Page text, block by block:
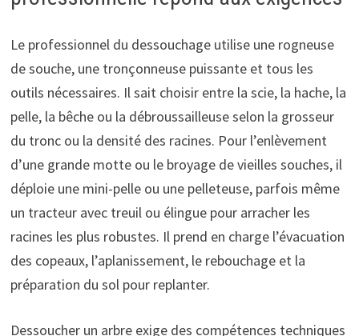
Le professionnel du dessouchage utilise une rog­neuse
de souche, une tronçonneuse puissante et tous les
outils nécessaires. Il sait choisir entre la scie, la hache, la
pelle, la bêche ou la débroussailleuse selon la grosseur
du tronc ou la densité des racines. Pour l’enlèvement
d’une grande motte ou le broyage de vieilles souches, il
déploie une mini-pelle ou une pelleteuse, parfois même
un tracteur avec treuil ou élingue pour arracher les
racines les plus robustes. Il prend en charge l’évacuation
des copeaux, l’aplanissement, le rebouchage et la
préparation du sol pour replanter.
Dessoucher un arbre exige des compétences techniques